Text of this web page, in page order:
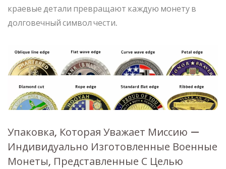
краевые детали превращают каждую монету в
долговечный символ чести.
Упаковка, Которая Уважает Миссию —
Индивидуально Изготовленные Военные
Монеты, Представленные С Целью